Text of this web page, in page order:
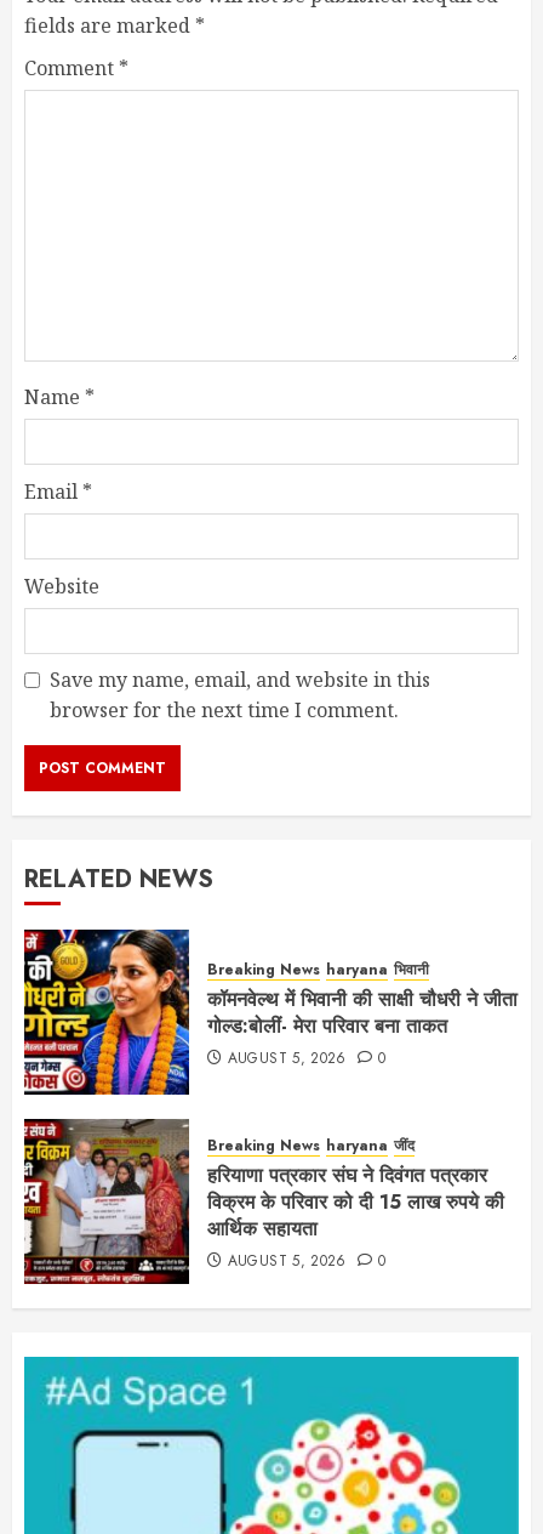
fields are marked *
Comment *
Name *
Email *
Website
Save my name, email, and website in this
browser for the next time I comment.
RELATED NEWS
Breaking News haryana भिवानी
कॉमनवेल्थ में भिवानी की साक्षी चौधरी ने जीता
गोल्ड:बोलीं- मेरा परिवार बना ताकत
AUGUST 5, 2026 0
Breaking News haryana जींद
हरियाणा पत्रकार संघ ने दिवंगत पत्रकार
विक्रम के परिवार को दी 15 लाख रुपये की
आर्थिक सहायता
AUGUST 5, 2026 0